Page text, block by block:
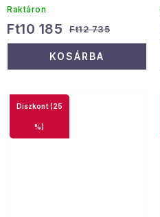
Raktáron
Ft10 185 Ft12 735
KOSÁRBA
(25
%)